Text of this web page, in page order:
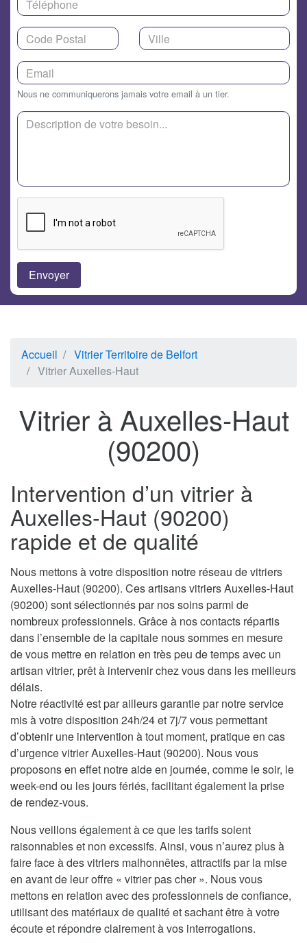
Nous ne communiquerons jamais votre email à un tier.
Accueil
Vitrier Territoire de Belfort
Vitrier Auxelles-Haut
Vitrier à Auxelles-Haut
(90200)
Intervention d’un vitrier à
Auxelles-Haut (90200)
rapide et de qualité
Nous mettons à votre disposition notre réseau de vitriers
Auxelles-Haut (90200). Ces artisans vitriers Auxelles-Haut
(90200) sont sélectionnés par nos soins parmi de
nombreux professionnels. Grâce à nos contacts répartis
dans l’ensemble de la capitale nous sommes en mesure
de vous mettre en relation en très peu de temps avec un
artisan vitrier, prêt à intervenir chez vous dans les meilleurs
délais.
Notre réactivité est par ailleurs garantie par notre service
mis à votre disposition 24h/24 et 7j/7 vous permettant
d’obtenir une intervention à tout moment, pratique en cas
d’urgence vitrier Auxelles-Haut (90200). Nous vous
proposons en effet notre aide en journée, comme le soir, le
week-end ou les jours fériés, facilitant également la prise
de rendez-vous.
Nous veillons également à ce que les tarifs soient
raisonnables et non excessifs. Ainsi, vous n’aurez plus à
faire face à des vitriers malhonnêtes, attractifs par la mise
en avant de leur offre « vitrier pas cher ». Nous vous
mettons en relation avec des professionnels de confiance,
utilisant des matériaux de qualité et sachant être à votre
écoute et répondre clairement à vos interrogations.